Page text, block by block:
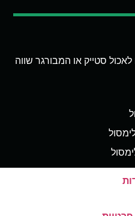
סטייק או המבורגר שווה